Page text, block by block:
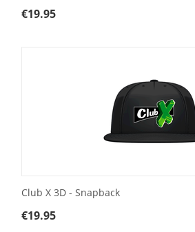
€19.95
Club X 3D - Snapback
€19.95